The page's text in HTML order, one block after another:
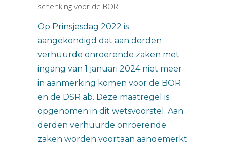
schenking voor de BOR.
Op Prinsjesdag 2022 is
aangekondigd dat aan derden
verhuurde onroerende zaken met
ingang van 1 januari 2024 niet meer
in aanmerking komen voor de BOR
en de DSR ab. Deze maatregel is
opgenomen in dit wetsvoorstel. Aan
derden verhuurde onroerende
zaken worden voortaan aangemerkt